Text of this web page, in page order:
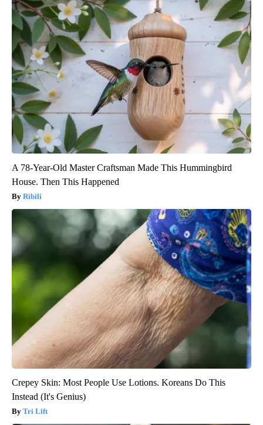
A 78-Year-Old Master Craftsman Made This Hummingbird
House. Then This Happened
Ribili
Crepey Skin: Most People Use Lotions. Koreans Do This
Instead (It's Genius)
Tri Lift